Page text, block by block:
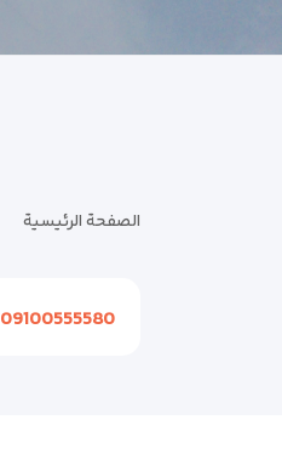
الصفحة الرئيسية
09100555580